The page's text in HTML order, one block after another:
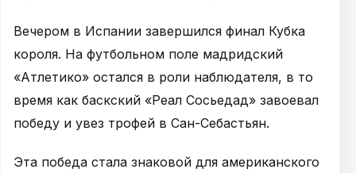
Вечером в Испании завершился финал Кубка
короля. На футбольном поле мадридский
«Атлетико» остался в роли наблюдателя, в то
время как баскский «Реал Сосьедад» завоевал
победу и увез трофей в Сан-Себастьян.
Эта победа стала знаковой для американского